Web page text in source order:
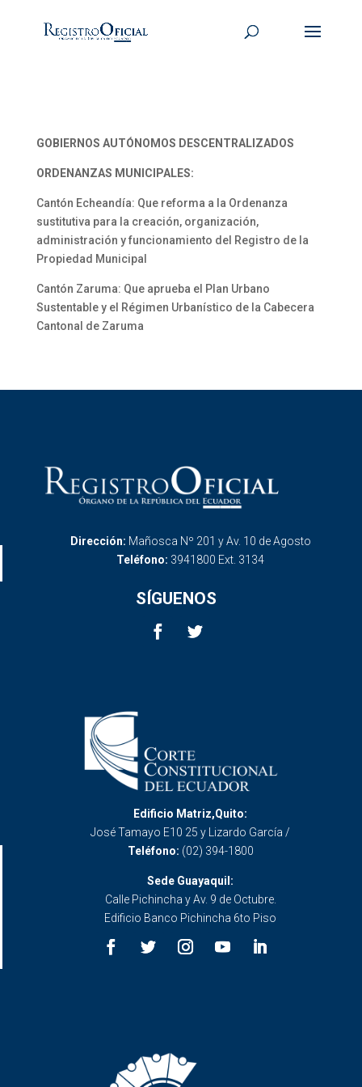
GOBIERNOS AUTÓNOMOS DESCENTRALIZADOS
ORDENANZAS MUNICIPALES:
Cantón Echeandía: Que reforma a la Ordenanza
sustitutiva para la creación, organización,
administración y funcionamiento del Registro de la
Propiedad Municipal
Cantón Zaruma: Que aprueba el Plan Urbano
Sustentable y el Régimen Urbanístico de la Cabecera
Cantonal de Zaruma
Dirección: Mañosca Nº 201 y Av. 10 de Agosto
Teléfono: 3941800 Ext. 3134
SÍGUENOS
Edificio Matriz,Quito:
José Tamayo E10 25 y Lizardo García /
Teléfono: (02) 394-1800
Sede Guayaquil:
Calle Pichincha y Av. 9 de Octubre.
Edificio Banco Pichincha 6to Piso